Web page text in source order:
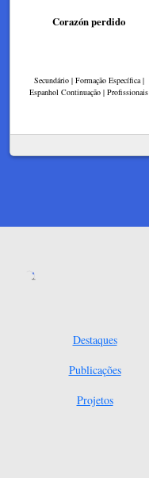
Corazón perdido
Secundário | Formação Específica |
Espanhol Continuação | Profissionais
Destaques
Publicações
Projetos